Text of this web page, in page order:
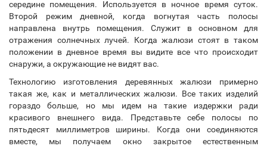
середине помещения. Используется в ночное время суток.
Второй режим дневной, когда вогнутая часть полосы
направлена внутрь помещения. Служит в основном для
отражения солнечных лучей. Когда жалюзи стоят в таком
положении в дневное время вы видите все что происходит
снаружи, а окружающие не видят вас.
Технологию изготовления деревянных жалюзи примерно
такая же, как и металлических жалюзи. Все таких изделий
гораздо больше, но мы идем на такие издержки ради
красивого внешнего вида. Представьте себе полосы по
пятьдесят миллиметров ширины. Когда они соединяются
вместе, мы получаем окно закрытое естественным